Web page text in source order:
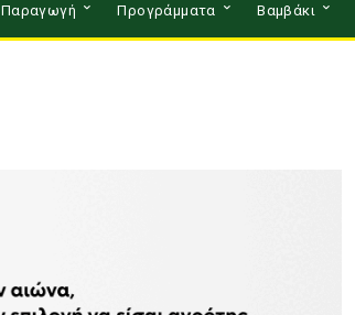
Παραγωγή Προγράμματα Βαμβάκι